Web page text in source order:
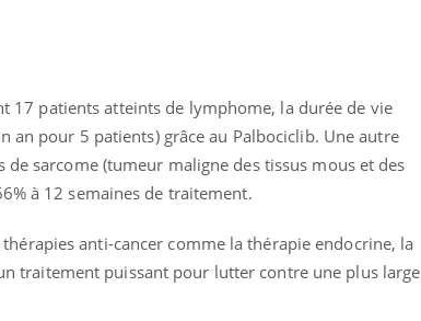
17 patients atteints de lymphome, la durée de vie
an pour 5 patients) grâce au Palbociclib. Une autre
sarcome (tumeur maligne des tissus mous et des
à 12 semaines de traitement.
anti-cancer comme la thérapie endocrine, la
traitement puissant pour lutter contre une plus large